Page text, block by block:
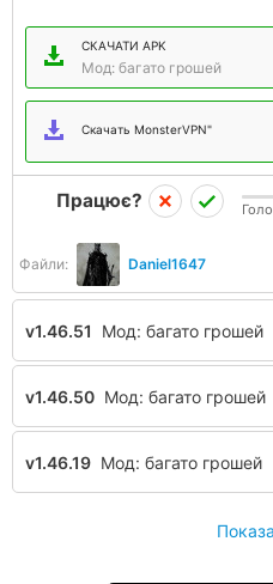
СКАЧАТИ APK
Мод: багато грошей
Скачать MonsterVPN"
Файли: Daniel1647
Працює?
v1.46.51 Мод: багато грошей
v1.46.50 Мод: багато грошей
v1.46.19 Мод: багато грошей